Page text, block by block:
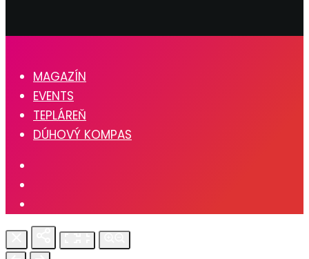
MAGAZÍN
EVENTS
TEPLÁREŇ
DÚHOVÝ KOMPAS